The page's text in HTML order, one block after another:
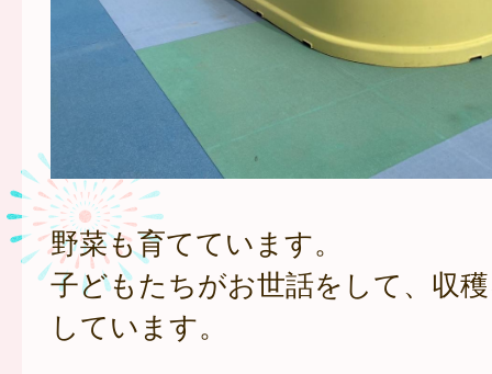
野菜も育てています。
子どもたちがお世話をして、収
しています。